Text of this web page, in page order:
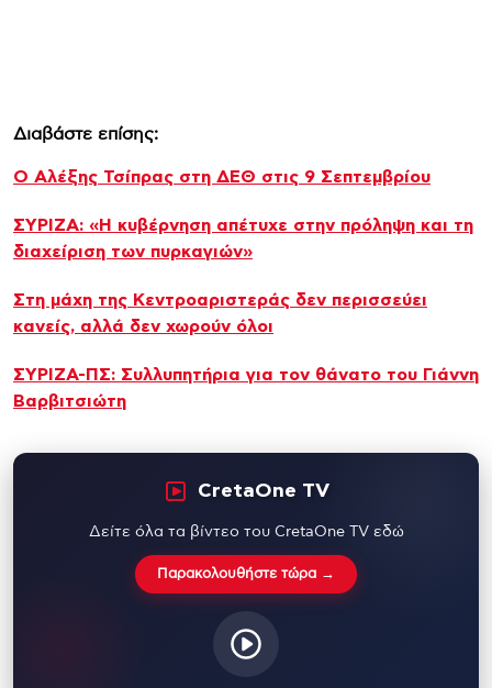
Διαβάστε επίσης:
Ο Αλέξης Τσίπρας στη ΔΕΘ στις 9 Σεπτεμβρίου
ΣΥΡΙΖΑ: «Η κυβέρνηση απέτυχε στην πρόληψη και τη
διαχείριση των πυρκαγιών»
Στη μάχη της Κεντροαριστεράς δεν περισσεύει
κανείς, αλλά δεν χωρούν όλοι
ΣΥΡΙΖΑ-ΠΣ: Συλλυπητήρια για τον θάνατο του Γιάννη
Βαρβιτσιώτη
CretaOne TV
Δείτε όλα τα βίντεο του CretaOne TV εδώ
Παρακολουθήστε τώρα →